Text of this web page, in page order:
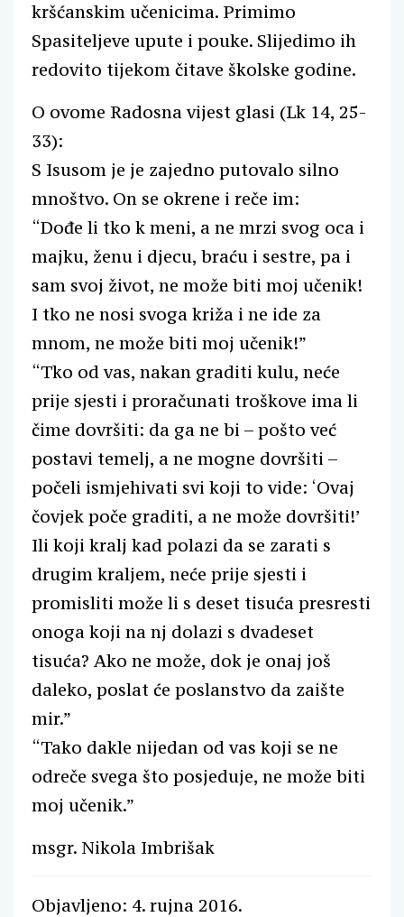
kršćanskim učenicima. Primimo
Spasiteljeve upute i pouke. Slijedimo ih
redovito tijekom čitave školske godine.
O ovome Radosna vijest glasi (Lk 14, 25-
33):
S Isusom je je zajedno putovalo silno
mnoštvo. On se okrene i reče im:
“Dođe li tko k meni, a ne mrzi svog oca i
majku, ženu i djecu, braću i sestre, pa i
sam svoj život, ne može biti moj učenik!
I tko ne nosi svoga križa i ne ide za
mnom, ne može biti moj učenik!”
“Tko od vas, nakan graditi kulu, neće
prije sjesti i proračunati troškove ima li
čime dovršiti: da ga ne bi – pošto već
postavi temelj, a ne mogne dovršiti –
počeli ismjehivati svi koji to vide: ‘Ovaj
čovjek poče graditi, a ne može dovršiti!’
Ili koji kralj kad polazi da se zarati s
drugim kraljem, neće prije sjesti i
promisliti može li s deset tisuća presresti
onoga koji na nj dolazi s dvadeset
tisuća? Ako ne može, dok je onaj još
daleko, poslat će poslanstvo da zaište
mir.”
“Tako dakle nijedan od vas koji se ne
odreče svega što posjeduje, ne može biti
moj učenik.”
msgr. Nikola Imbrišak
Objavljeno: 4. rujna 2016.